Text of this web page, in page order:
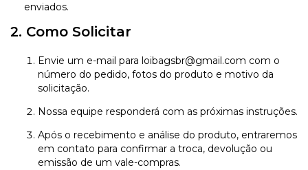
enviados.
2. Como Solicitar
Envie um e-mail para loibagsbr@gmail.com com o
número do pedido, fotos do produto e motivo da
solicitação.
Nossa equipe responderá com as próximas instruções.
Após o recebimento e análise do produto, entraremos
em contato para confirmar a troca, devolução ou
emissão de um vale-compras.